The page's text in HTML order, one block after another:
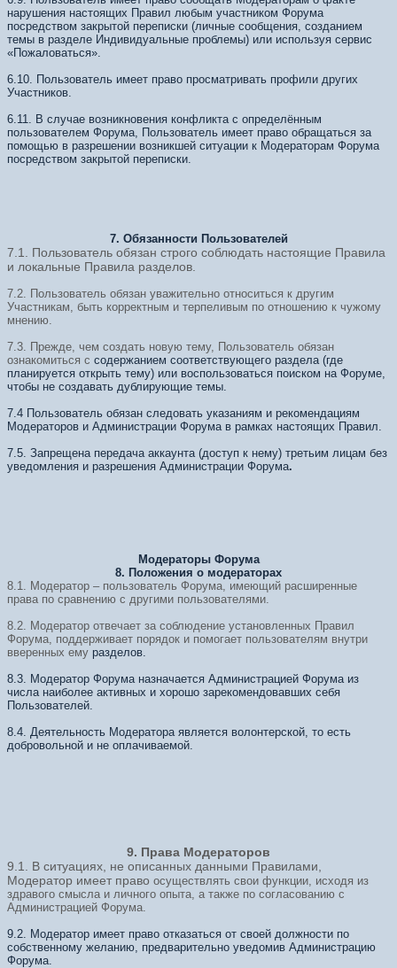
нарушения настоящих Правил любым участником Форума
посредством закрытой переписки (личные сообщения, созданием
темы в разделе Индивидуальные проблемы) или используя сервис
«Пожаловаться».
6.10. Пользователь имеет право просматривать профили других
Участников.
6.11. В случае возникновения конфликта с определённым
пользователем Форума, Пользователь имеет право обращаться за
помощью в разрешении возникшей ситуации к Модераторам Форума
посредством закрытой переписки.
7. Обязанности Пользователей
7.1. Пользователь обязан строго соблюдать настоящие Правила
и локальные Правила разделов.
7.2. Пользователь обязан уважительно относиться к другим
Участникам, быть корректным и терпеливым по отношению к чужому
мнению.
7.3. Прежде, чем создать новую тему, Пользователь обязан
ознакомиться с содержанием соответствующего раздела (где
планируется открыть тему) или воспользоваться поиском на Форуме,
чтобы не создавать дублирующие темы.
7.4 Пользователь обязан следовать указаниям и рекомендациям
Модераторов и Администрации Форума в рамках настоящих Правил.
7.5. Запрещена передача аккаунта (доступ к нему) третьим лицам без
уведомления и разрешения Администрации Форума.
Модераторы Форума
8. Положения о модераторах
8.1. Модератор – пользователь Форума, имеющий расширенные
права по сравнению с другими пользователями.
8.2. Модератор отвечает за соблюдение установленных Правил
Форума, поддерживает порядок и помогает пользователям внутри
вверенных ему разделов.
8.3. Модератор Форума назначается Администрацией Форума из
числа наиболее активных и хорошо зарекомендовавших себя
Пользователей.
8.4. Деятельность Модератора является волонтерской, то есть
добровольной и не оплачиваемой.
9. Права Модераторов
9.1. В ситуациях, не описанных данными Правилами,
Модератор имеет право осуществлять свои функции, исходя из
здравого смысла и личного опыта, а также по согласованию с
Администрацией Форума.
9.2. Модератор имеет право отказаться от своей должности по
собственному желанию, предварительно уведомив Администрацию
Форума.